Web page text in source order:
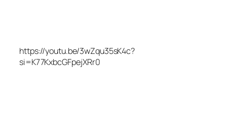
https://youtu.be/3wZqu35sK4c?
si=K77KxbcGFpejXRr0